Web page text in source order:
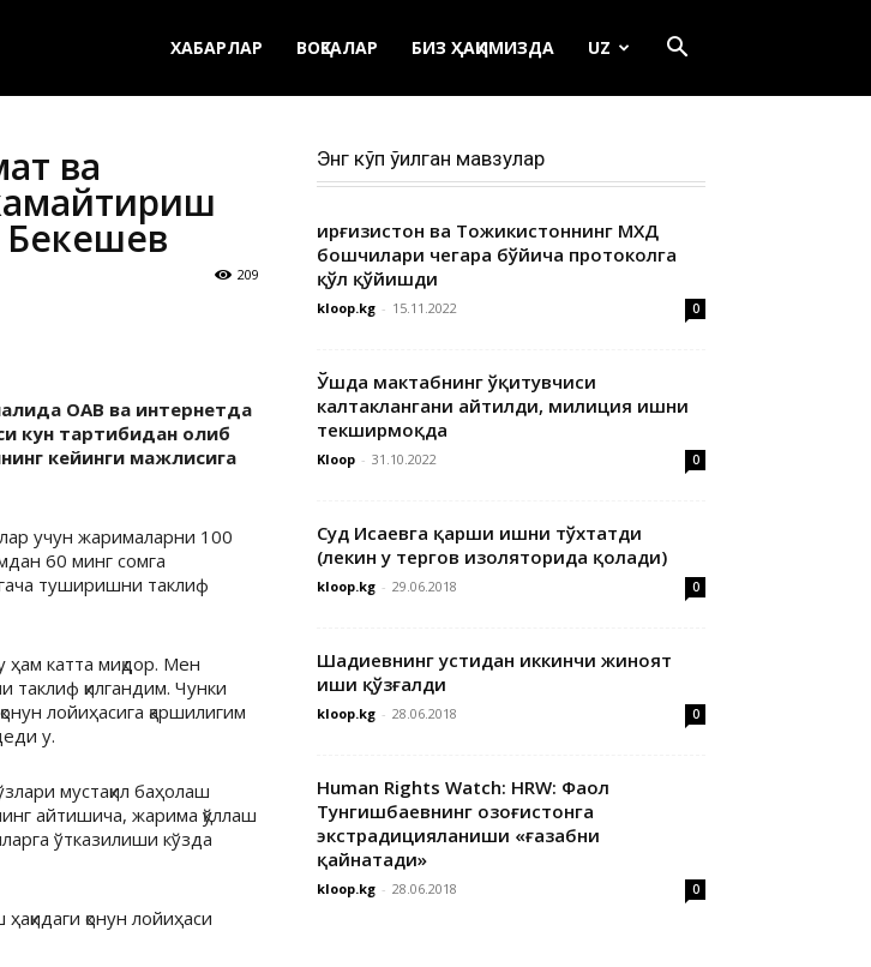
ХАБАРЛАР ВОҚЕАЛАР БИЗ ҲАҚИМИЗДА UZ
ва
209
ОАВ ва интернетда
кун тартибидан олиб
кейинги мажлисига
учун жарималарни 100
60 минг сомга
туширишни таклиф
ҳам катта миқдор. Мен
таклиф қилгандим. Чунки
лойиҳасига қаршилигим
у.
мустақил баҳолаш
айтишича, жарима қўллаш
ўтказилиши кўзда
қонун лойиҳаси
Энг кўп ўқилган мавзулар
Қирғизистон ва Тожикистоннинг МХДҚ
бошчилари чегара бўйича протоколга
қўл қўйишди
kloop.kg - 15.11.2022 0
Ўшда мактабнинг ўқитувчиси
калтаклангани айтилди, милиция ишни
текширмоқда
Kloop - 31.10.2022 0
Суд Исаевга қарши ишни тўхтатди
(лекин у тергов изоляторида қолади)
kloop.kg - 29.06.2018 0
Шадиевнинг устидан иккинчи жиноят
иши қўзғалди
kloop.kg - 28.06.2018 0
Human Rights Watch: HRW: Фаол
Тунгишбаевнинг Қозоғистонга
экстрадицияланиши «ғазабни
қайнатади»
kloop.kg - 28.06.2018 0